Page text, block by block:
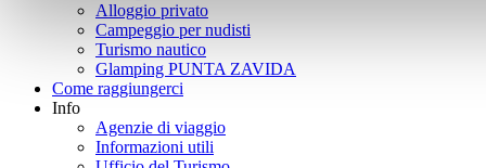
Alloggio privato
Campeggio per nudisti
Turismo nautico
Glamping PUNTA ZAVIDA
Come raggiungerci
Info
Agenzie di viaggio
Informazioni utili